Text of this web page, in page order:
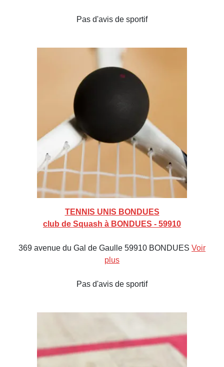
Pas d'avis de sportif
TENNIS UNIS BONDUES
club de Squash à BONDUES - 59910
369 avenue du Gal de Gaulle 59910 BONDUES Voir
plus
Pas d'avis de sportif